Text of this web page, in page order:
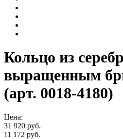
Кольцо из
выращенным
(арт. 0018-4180)
Цена:
31 920 руб.
11 172 руб.